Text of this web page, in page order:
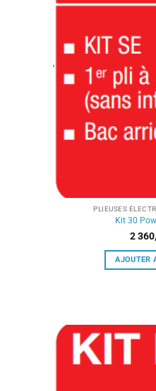
PLIEUSES
Kit 30
2
AJOUTER